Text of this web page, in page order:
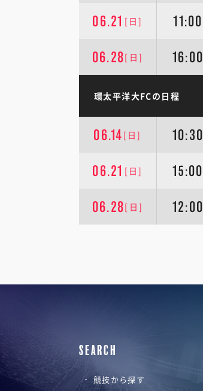
06.21 [日] 11:00
06.28[日] 16:00
環太平洋大FCの日程
06.14 [日] 10:30
06.21 [日] 15:00
06.28[日] 12:00
SEARCH
競技から探す